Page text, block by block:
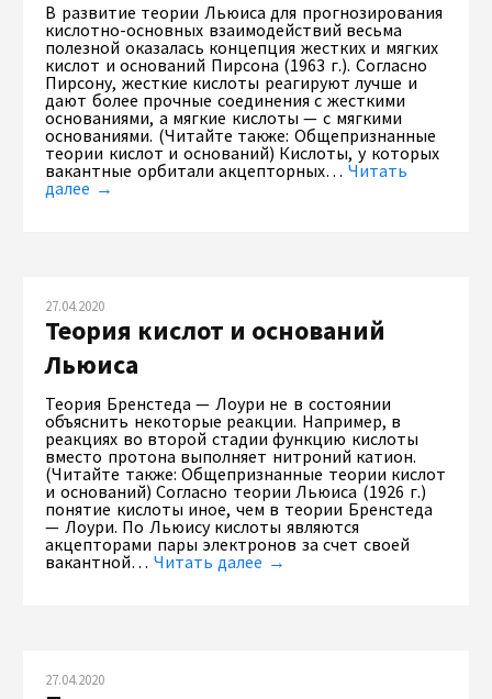
В развитие теории Льюиса для прогнозирования
кислотно-основных взаимодействий весьма
полезной оказалась концепция жестких и мягких
кислот и оснований Пирсона (1963 г.). Согласно
Пирсону, жесткие кислоты реагируют лучше и
дают более прочные соединения с жесткими
основаниями, а мягкие кислоты — с мягкими
основаниями. (Читайте также: Общепризнанные
теории кислот и оснований) Кислоты, у которых
вакантные орбитали акцепторных… Читать
далее →
27.04.2020
Теория кислот и оснований
Льюиса
Теория Бренстеда — Лоури не в состоянии
объяснить некоторые реакции. Например, в
реакциях во второй стадии функцию кислоты
вместо протона выполняет нитроний катион.
(Читайте также: Общепризнанные теории кислот
и оснований) Согласно теории Льюиса (1926 г.)
понятие кислоты иное, чем в теории Бренстеда
— Лоури. По Льюису кислоты являются
акцепторами пары электронов за счет своей
вакантной… Читать далее →
27.04.2020